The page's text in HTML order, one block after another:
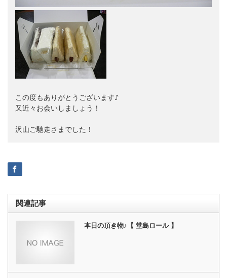
この度もありがとうございます♪
又近々お会いしましょう！
沢山ご馳走さまでした！
関連記事
本日の頂き物♪【 堂島ロール 】